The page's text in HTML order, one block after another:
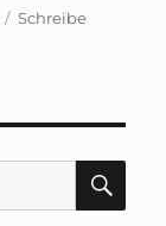
Schreibe